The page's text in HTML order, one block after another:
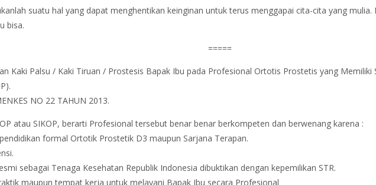
suatu hal yang dapat menghentikan keinginan untuk terus menggapai cita-cita yang
bisa.
=====
Kaki Palsu / Kaki Tiruan / Prostesis Bapak Ibu pada Profesional Ortotis Prostetis yang Memiliki
NO 22 TAHUN 2013.
atau SIKOP, berarti Profesional tersebut benar benar berkompeten dan berwenang karena :
formal Ortotik Prostetik D3 maupun Sarjana Terapan.
sebagai Tenaga Kesehatan Republik Indonesia dibuktikan dengan kepemilikan STR.
maupun tempat kerja untuk melayani Bapak Ibu secara Profesional